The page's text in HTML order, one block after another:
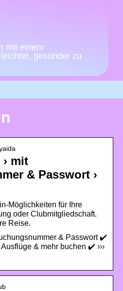
mit einem
gesünder zu
mit
& Passwort ›
Möglichkeiten für Ihre
oder Clubmitgliedschaft.
Reise.
& Passwort ✔️
& mehr buchen ✔️ ›››